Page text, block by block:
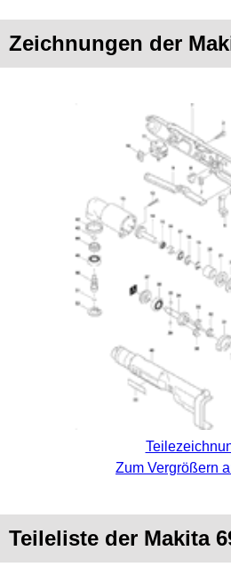
Zeichnungen der
Zum Vergrößern
Teileliste der Makita